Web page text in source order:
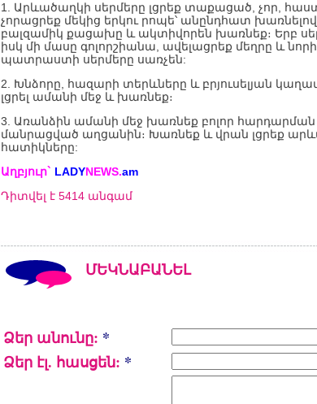
1. Արևածաղկի սերմերը լցրեք տաքացած, չոր,
չորացրեք մեկից երկու րոպե՝ անընդհատ
բալզամիկ քացախը և ակտիվորեն խառնեք։ Երբ
իսկ մի մասը գոլորշիանա, ավելացրեք մեղրը և
պատրաստի սերմերը սառչեն:
2. Խնձորը, հազարի տերևները և բրյուսելյան
լցրել ամանի մեջ և խառնեք։
3. Առանձին ամանի մեջ խառնեք բոլոր հարդարման
մանրացված աղցանին։ Խառնեք և վրան լցրեք
հատիկները:
Աղբյուր` LADYNEWS.am
Դիտվել է 5414 անգամ
ՄԵԿՆԱԲԱՆԵԼ
Ձեր անունը: *
Ձեր էլ. հասցեն: *